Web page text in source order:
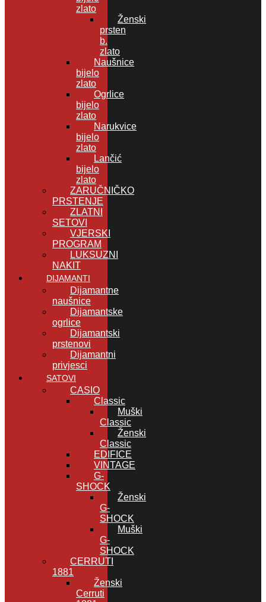
zlato
Ženski
prsten
b.
zlato
Naušnice
bijelo
zlato
Ogrlice
bijelo
zlato
Narukvice
bijelo
zlato
Lančić
bijelo
zlato
ZARUČNIČKO
PRSTENJE
ZLATNI
SETOVI
VJERSKI
PROGRAM
LUKSUZNI
NAKIT
DIJAMANTI
Dijamantne
naušnice
Dijamantske
ogrlice
Dijamantski
prstenovi
Dijamantni
privjesci
SATOVI
CASIO
Classic
Muški
Classic
Ženski
Classic
EDIFICE
VINTAGE
G-
SHOCK
Ženski
G-
SHOCK
Muški
G-
SHOCK
CERRUTI
1881
Ženski
Cerruti